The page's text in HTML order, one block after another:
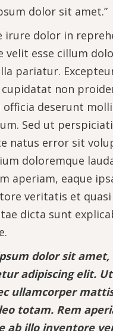
dolor sit amet.”
irure dolor in
velit esse cillum
pariatur.
cupidatat non
officia deserunt
Sed ut
natus error sit
doloremque
aperiam, eaque
veritatis et
dicta sunt
dolor sit amet,
adipiscing elit.
ullamcorper
totam. Rem
ab illo inventore